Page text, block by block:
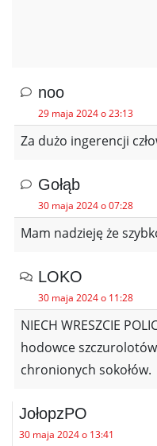
noo
29 maja 2024 o 23:13
Za dużo ingerencji
Gołąb
30 maja 2024 o 07:28
Mam nadzieję że
LOKO
30 maja 2024 o 11:28
NIECH WRESZCIE
hodowce
chronionych sokołów.
JołopzPO
30 maja 2024 o 13:41